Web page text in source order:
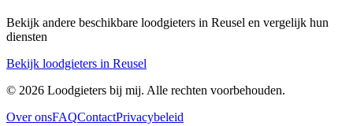
Bekijk andere beschikbare loodgieters in Reusel en vergelijk hun
diensten
Bekijk loodgieters in Reusel
© 2026 Loodgieters bij mij. Alle rechten voorbehouden.
Over onsFAQContactPrivacybeleid